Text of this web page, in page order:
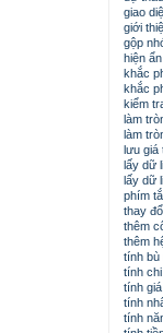
giao
giới
gộp
hiện
khắc
khắc
kiểm
làm
làm
lưu giá
lấy dữ
lấy dữ
phím
thay
thêm
thêm
tính bù
tính
tính
tính
tính